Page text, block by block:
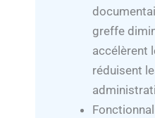
greffe
accélèrent
réduisent